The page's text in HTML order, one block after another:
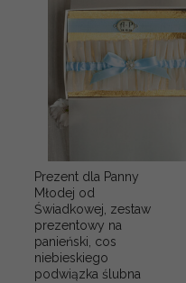
Prezent dla Panny
Młodej od
Świadkowej, zestaw
prezentowy na
panieński, cos
niebieskiego
podwiązka ślubna